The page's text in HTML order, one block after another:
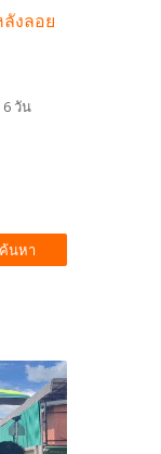
งลอย
วัน